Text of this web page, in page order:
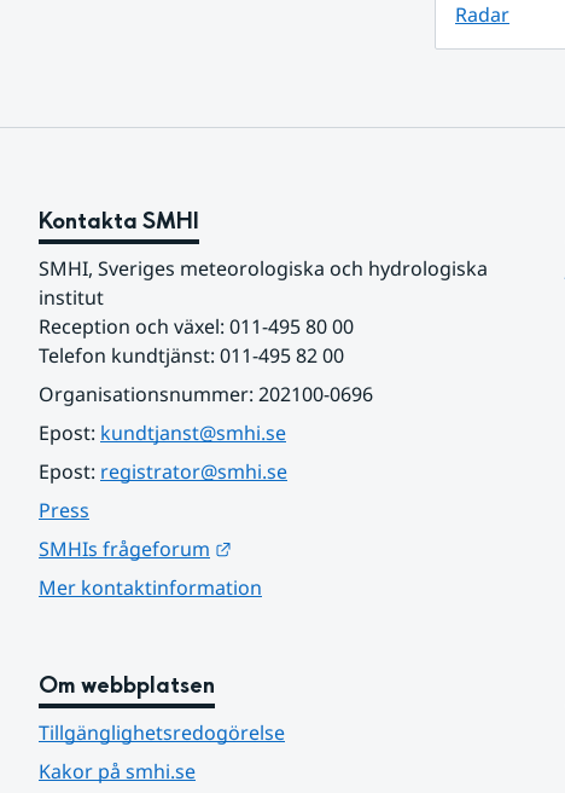
Radar
Kontakta SMHI
SMHI, Sveriges meteorologiska och hydrologiska
institut
Reception och växel: 011-495 80 00
Telefon kundtjänst: 011-495 82 00
Organisationsnummer: 202100-0696
Epost: kundtjanst@smhi.se
Epost: registrator@smhi.se
Press
SMHIs frågeforum
Mer kontaktinformation
Om webbplatsen
Tillgänglighetsredogörelse
Kakor på smhi.se